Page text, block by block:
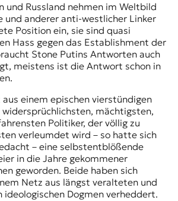
und Russland nehmen im Weltbild
und anderer anti-westlicher Linker
Position ein, sie sind quasi
Hass gegen das Establishment der
Stone Putins Antworten auch
meistens ist die Antwort schon in
einem epischen vierstündigen
mächtigsten,
Politiker, der völlig zu
verleumdet wird – so hatte sich
– eine selbstentblößende
in die Jahre gekommener
geworden. Beide haben sich
Netz aus längst veralteten und
ideologischen Dogmen verheddert.